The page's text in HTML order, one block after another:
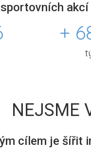
+
NEJSME
cílem je šířit